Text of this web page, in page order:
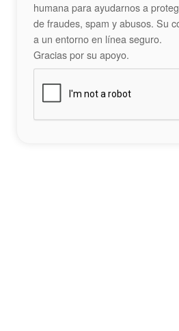
humana para ayudarnos a
de fraudes, spam y abusos. Su
a un entorno en línea seguro.
Gracias por su apoyo.